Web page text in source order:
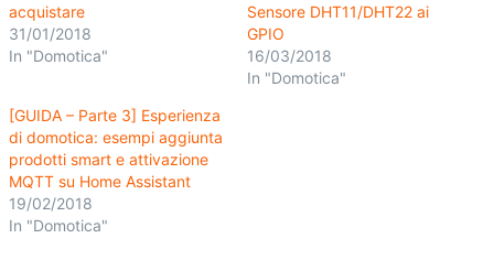
acquistare
31/01/2018
In "Domotica"
Sensore DHT11/DHT22 ai
GPIO
16/03/2018
In "Domotica"
[GUIDA – Parte 3] Esperienza
di domotica: esempi aggiunta
prodotti smart e attivazione
MQTT su Home Assistant
19/02/2018
In "Domotica"